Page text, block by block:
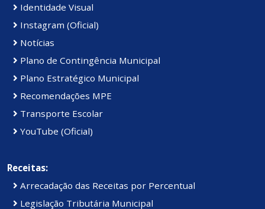
Identidade Visual
Instagram (Oficial)
Notícias
Plano de Contingência Municipal
Plano Estratégico Municipal
Recomendações MPE
Transporte Escolar
YouTube (Oficial)
Receitas:
Arrecadação das Receitas por Percentual
Legislação Tributária Municipal